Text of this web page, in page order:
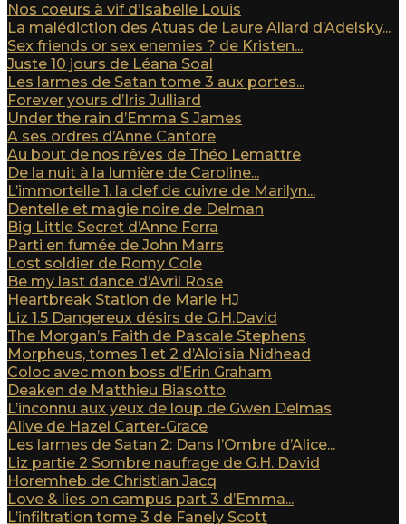
Nos coeurs à vif d’Isabelle Louis
La malédiction des Atuas de Laure Allard d’Adelsky...
Sex friends or sex enemies ? de Kristen...
Juste 10 jours de Léana Soal
Les larmes de Satan tome 3 aux portes...
Forever yours d’Iris Julliard
Under the rain d’Emma S James
A ses ordres d’Anne Cantore
Au bout de nos rêves de Théo Lemattre
De la nuit à la lumière de Caroline...
L’immortelle 1. la clef de cuivre de Marilyn...
Dentelle et magie noire de Delman
Big Little Secret d’Anne Ferra
Parti en fumée de John Marrs
Lost soldier de Romy Cole
Be my last dance d’Avril Rose
Heartbreak Station de Marie HJ
Liz 1.5 Dangereux désirs de G.H.David
The Morgan’s Faith de Pascale Stephens
Morpheus, tomes 1 et 2 d’Aloïsia Nidhead
Coloc avec mon boss d’Erin Graham
Deaken de Matthieu Biasotto
L’inconnu aux yeux de loup de Gwen Delmas
Alive de Hazel Carter-Grace
Les larmes de Satan 2: Dans l’Ombre d’Alice...
Liz partie 2 Sombre naufrage de G.H. David
Horemheb de Christian Jacq
Love & lies on campus part 3 d’Emma...
L’infiltration tome 3 de Fanely Scott